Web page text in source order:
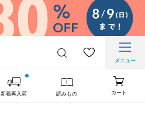
メニュー
新着再入荷 読みもの カート